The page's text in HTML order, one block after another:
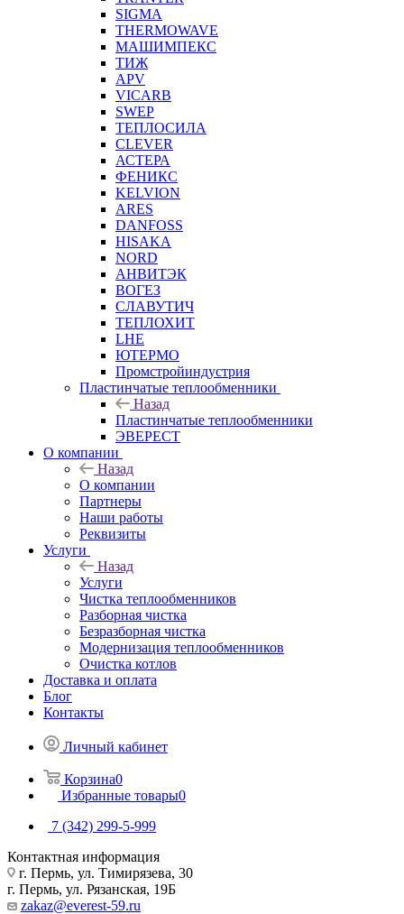
SIGMA
THERMOWAVE
МАШИМПЕКС
ТИЖ
APV
VICARB
SWEP
ТЕПЛОСИЛА
CLEVER
АСТЕРА
ФЕНИКС
KELVION
ARES
DANFOSS
HISAKA
NORD
АНВИТЭК
ВОГЕЗ
СЛАВУТИЧ
ТЕПЛОХИТ
LHE
ЮТЕРМО
Промстройиндустрия
Пластинчатые теплообменники
Назад
Пластинчатые теплообменники
ЭВЕРЕСТ
О компании
Назад
О компании
Партнеры
Наши работы
Реквизиты
Услуги
Назад
Услуги
Чистка теплообменников
Разборная чистка
Безразборная чистка
Модернизация теплообменников
Очистка котлов
Доставка и оплата
Блог
Контакты
Личный кабинет
Корзина0
Избранные товары0
7 (342) 299-5-999
Контактная информация
г. Пермь, ул. Тимирязева, 30
г. Пермь, ул. Рязанская, 19Б
zakaz@everest-59.ru